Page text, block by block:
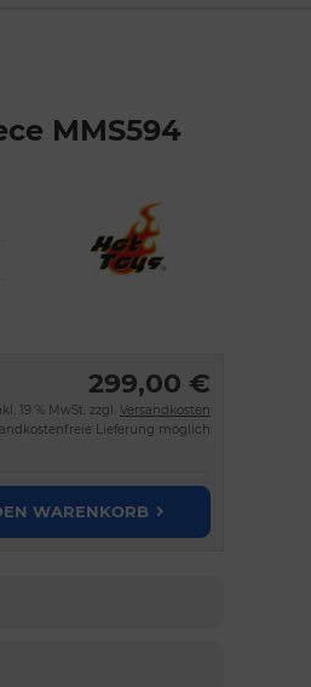
MMS594
299,00 €
19 % MwSt. zzgl. Versandkosten
Lieferung möglich
WARENKORB